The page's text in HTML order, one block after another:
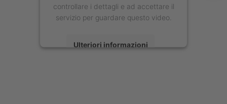
controllare i dettagli e ad accettare il
servizio per guardare questo video.
Ulteriori informazioni